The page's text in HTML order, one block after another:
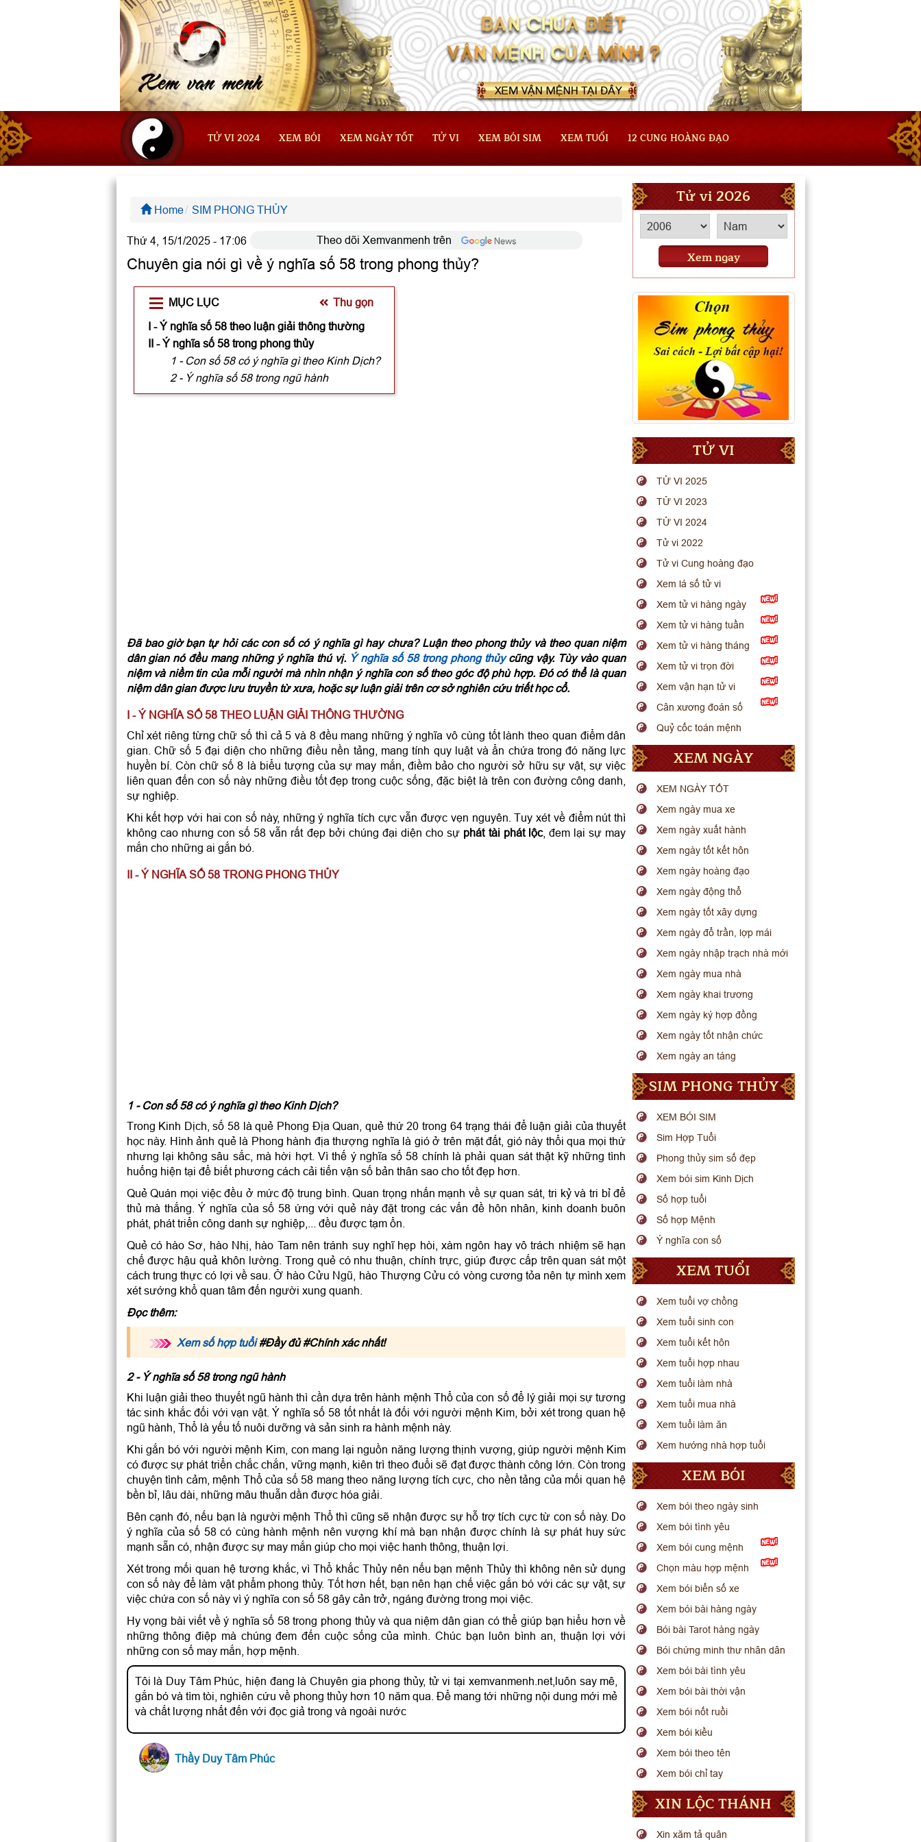
TỬ VI 2024 XEM BÓI XEM NGÀY TỐT TỬ VI XEM BÓI SIM XEM TUỔI 12 CUNG HOÀNG ĐẠO
Home SIM PHONG THỦY
Thứ 4, 15/1/2025 - 17:06 Theo dõi Xemvanmenh trên
Chuyên gia nói gì về ý nghĩa số 58 trong phong thủy?
MỤC LỤC
Thu gọn
I - Ý nghĩa số 58 theo luận giải thông thường
II - Ý nghĩa số 58 trong phong thủy
1 - Con số 58 có ý nghĩa gì theo Kinh Dịch?
2 - Ý nghĩa số 58 trong ngũ hành
Đã bao giờ bạn tự hỏi các con số có ý nghĩa gì hay chưa? Luận theo phong thủy và theo quan niệm
dân gian nó đều mang những ý nghĩa thú vị. Ý nghĩa số 58 trong phong thủycũng vậy. Tùy vào quan
niệm và niềm tin của mỗi người mà nhìn nhận ý nghĩa con số theo góc độ phù hợp. Đó có thể là quan
niệm dân gian được lưu truyền từ xưa, hoặc sự luận giải trên cơ sở nghiên cứu triết học cổ.
I - Ý NGHĨA SỐ 58 THEO LUẬN GIẢI THÔNG THƯỜNG
Chỉ xét riêng từng chữ số thì cả 5 và 8 đều mang những ý nghĩa vô cùng tốt lành theo quan điểm dân
gian. Chữ số 5 đại diện cho những điều nền tảng, mang tính quy luật và ẩn chứa trong đó năng lực
huyền bí. Còn chữ số 8 là biểu tượng của sự may mắn, điềm bảo cho người sở hữu sự vật, sự việc
liên quan đến con số này những điều tốt đẹp trong cuộc sống, đặc biệt là trên con đường công danh,
sự nghiệp.
Khi kết hợp với hai con số này, những ý nghĩa tích cực vẫn được vẹn nguyên. Tuy xét về điểm nút thì
không cao nhưng con số 58 vẫn rất đẹp bởi chúng đại diện cho sự phát tài phát lộc, đem lại sự may
mắn cho những ai gắn bó.
II - Ý NGHĨA SỐ 58 TRONG PHONG THỦY
1 - Con số 58 có ý nghĩa gì theo Kinh Dịch?
Trong Kinh Dịch, số 58 là quẻ Phong Địa Quan, quẻ thứ 20 trong 64 trạng thái để luận giải của thuyết
học này. Hình ảnh quẻ là Phong hành địa thượng nghĩa là gió ở trên mặt đất, gió này thổi qua mọi thứ
nhưng lại không sâu sắc, mà hời hợt. Vì thế ý nghĩa số 58 chính là phải quan sát thật kỹ những tình
huống hiện tại để biết phương cách cải tiến vận số bản thân sao cho tốt đẹp hơn.
Quẻ Quán mọi việc đều ở mức độ trung bình. Quan trọng nhấn mạnh về sự quan sát, tri kỷ và tri bỉ để
thủ mà thắng. Ý nghĩa của số 58 ứng với quẻ này đặt trong các vấn đề hôn nhân, kinh doanh buôn
phát, phát triển công danh sự nghiệp,... đều được tạm ổn.
Quẻ có hào Sơ, hào Nhị, hào Tam nên tránh suy nghĩ hẹp hòi, xàm ngôn hay vô trách nhiệm sẽ hạn
chế được hậu quả khôn lường. Trong quẻ có nhu thuận, chính trực, giúp được cấp trên quan sát một
cách trung thực có lợi về sau. Ở hào Cửu Ngũ, hào Thượng Cửu có vòng cương tỏa nên tự mình xem
xét sướng khổ quan tâm đến người xung quanh.
Đọc thêm:
Xem số hợp tuổi#Đầy đủ #Chính xác nhất!
2 - Ý nghĩa số 58 trong ngũ hành
Khi luận giải theo thuyết ngũ hành thì cần dựa trên hành mệnh Thổ của con số để lý giải mọi sự tương
tác sinh khắc đối với vạn vật. Ý nghĩa số 58 tốt nhất là đối với người mệnh Kim, bởi xét trong quan hệ
ngũ hành, Thổ là yếu tố nuôi dưỡng và sản sinh ra hành mệnh này.
Khi gắn bó với người mệnh Kim, con mang lại nguồn năng lượng thịnh vượng, giúp người mệnh Kim
có được sự phát triển chắc chắn, vững mạnh, kiên trì theo đuổi sẽ đạt được thành công lớn. Còn trong
chuyện tình cảm, mệnh Thổ của số 58 mang theo năng lượng tích cực, cho nền tảng của mối quan hệ
bền bỉ, lâu dài, những mâu thuẫn dần được hóa giải.
Bên cạnh đó, nếu bạn là người mệnh Thổ thì cũng sẽ nhận được sự hỗ trợ tích cực từ con số này. Do
ý nghĩa của số 58 có cùng hành mệnh nên vượng khí mà bạn nhận được chính là sự phát huy sức
mạnh sẵn có, nhận được sự may mắn giúp cho mọi việc hanh thông, thuận lợi.
Xét trong mối quan hệ tương khắc, vì Thổ khắc Thủy nên nếu bạn mệnh Thủy thì không nên sử dụng
con số này để làm vật phẩm phong thủy. Tốt hơn hết, bạn nên hạn chế việc gắn bó với các sự vật, sự
việc chứa con số này vì ý nghĩa con số 58 gây cản trở, ngáng đường trong mọi việc.
Hy vọng bài viết về ý nghĩa số 58 trong phong thủy và qua niệm dân gian có thể giúp bạn hiểu hơn về
những thông điệp mà chúng đem đến cuộc sống của mình. Chúc bạn luôn bình an, thuận lợi với
những con số may mắn, hợp mệnh.
Tôi là Duy Tâm Phúc, hiện đang là Chuyên gia phong thủy, tử vi tại xemvanmenh.net,luôn say mê,
gắn bó và tìm tòi, nghiên cứu về phong thủy hơn 10 năm qua. Để mang tới những nội dung mới mẻ
và chất lượng nhất đến với đọc giả trong và ngoài nước
Thầy Duy Tâm Phúc
Tử vi 2026
Xem ngay
TỬ VI
TỬ VI 2025
TỬ VI 2023
TỬ VI 2024
Tử vi 2022
Tử vi Cung hoàng đạo
Xem lá số tử vi
Xem tử vi hàng ngày
Xem tử vi hàng tuần
Xem tử vi hàng tháng
Xem tử vi trọn đời
Xem vận hạn tử vi
Cân xương đoán số
Quỷ cốc toán mệnh
XEM NGÀY
XEM NGÀY TỐT
Xem ngày mua xe
Xem ngày xuất hành
Xem ngày tốt kết hôn
Xem ngày hoàng đạo
Xem ngày động thổ
Xem ngày tốt xây dựng
Xem ngày đổ trần, lợp mái
Xem ngày nhập trạch nhà mới
Xem ngày mua nhà
Xem ngày khai trương
Xem ngày ký hợp đồng
Xem ngày tốt nhận chức
Xem ngày an táng
SIM PHONG THỦY
XEM BÓI SIM
Sim Hợp Tuổi
Phong thủy sim số đẹp
Xem bói sim Kinh Dịch
Số hợp tuổi
Số hợp Mệnh
Ý nghĩa con số
XEM TUỔI
Xem tuổi vợ chồng
Xem tuổi sinh con
Xem tuổi kết hôn
Xem tuổi hợp nhau
Xem tuổi làm nhà
Xem tuổi mua nhà
Xem tuổi làm ăn
Xem hướng nhà hợp tuổi
XEM BÓI
Xem bói theo ngày sinh
Xem bói tình yêu
Xem bói cung mệnh
Chọn màu hợp mệnh
Xem bói biển số xe
Xem bói bài hàng ngày
Bói bài Tarot hàng ngày
Bói chứng minh thư nhân dân
Xem bói bài tình yêu
Xem bói bài thời vận
Xem bói nốt ruồi
Xem bói kiều
Xem bói theo tên
Xem bói chỉ tay
XIN LỘC THÁNH
Xin xăm tả quân